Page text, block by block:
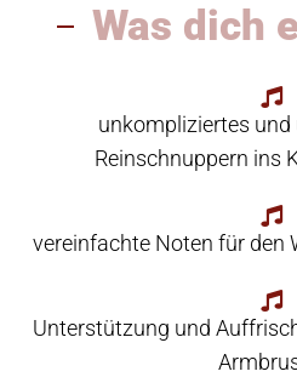
Was dich
unkompliziertes
Reinschnuppern ins
vereinfachte Noten für den
Unterstützung und